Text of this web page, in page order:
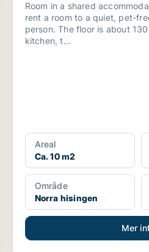
Room in a shared accommodation
rent a room to a quiet, pet-
person. The floor is about
kitchen, t...
Areal
Ca. 10 m2
Område
Norra hisingen
Mer